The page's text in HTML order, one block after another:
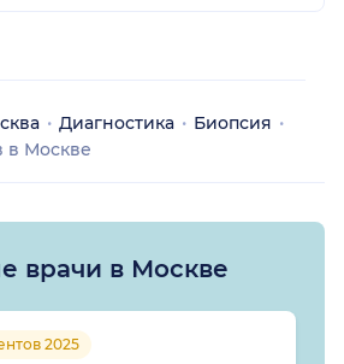
Диагностика
Биопсия
в Москве
врачи в Москве
2025